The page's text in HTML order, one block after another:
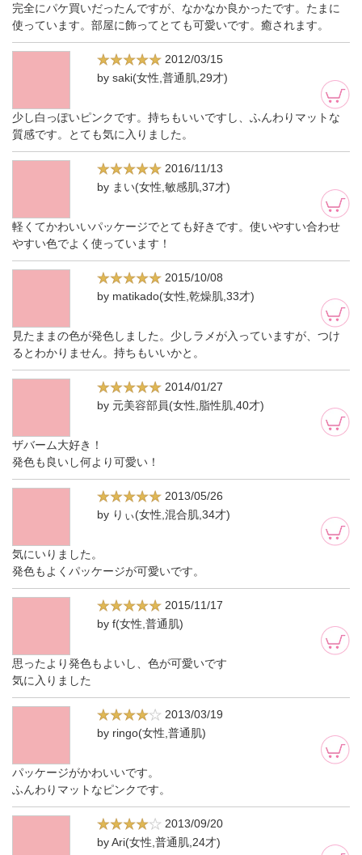
完全にパケ買いだったんですが、なかなか良かったです。たまに
使っています。部屋に飾ってとても可愛いです。癒されます。
2012/03/15
by saki(女性,普通肌,29才)
少し白っぽいピンクです。持ちもいいですし、ふんわりマットな
質感です。とても気に入りました。
2016/11/13
by まい(女性,敏感肌,37才)
軽くてかわいいパッケージでとても好きです。使いやすい合わせ
やすい色でよく使っています！
2015/10/08
by matikado(女性,乾燥肌,33才)
見たままの色が発色しました。少しラメが入っていますが、つけ
るとわかりません。持ちもいいかと。
2014/01/27
by 元美容部員(女性,脂性肌,40才)
ザバーム大好き！
発色も良いし何より可愛い！
2013/05/26
by りぃ(女性,混合肌,34才)
気にいりました。
発色もよくパッケージが可愛いです。
2015/11/17
by f(女性,普通肌)
思ったより発色もよいし、色が可愛いです
気に入りました
2013/03/19
by ringo(女性,普通肌)
パッケージがかわいいです。
ふんわりマットなピンクです。
2013/09/20
by Ari(女性,普通肌,24才)